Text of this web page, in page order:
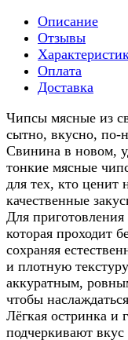
Описание
Отзывы
Оплата
Доставка
Чипсы мясные из
сытно, вкусно, по-
Свинина в новом,
тонкие мясные
для тех, кто ценит
качественные
Для приготовления
которая проходит
сохраняя
и плотную
аккуратным,
чтобы
Лёгкая остринка и
подчеркивают вкус